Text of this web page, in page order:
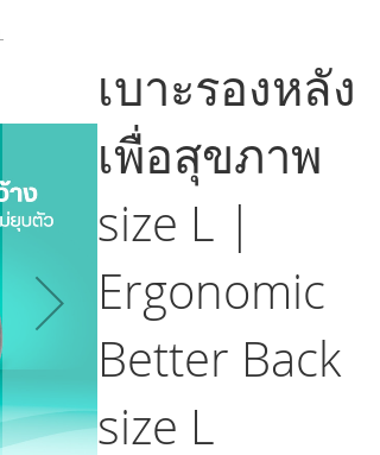
เบาะรองหลัง
เพื่อสุขภาพ
size L |
Ergonomic
Better Back
size L